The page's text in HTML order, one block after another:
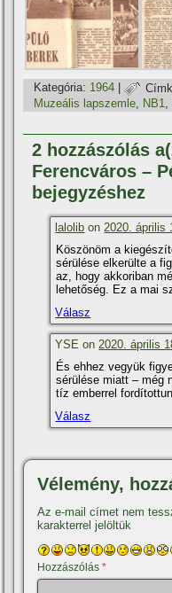
Kategória: 1964 |
Muzeális lapszemle, NB1,
2 hozzászólás
Ferencváros –
bejegyzéshez
lalolib on2020. április
Köszönöm a
sérülése elkerülte a
az, hogy akkoriban
lehetőség. Ez a mai
Válasz
YSE on2020. április
És ehhez vegyük
sérülése miatt – még
tí­z emberrel
Válasz
Vélemény,
Az e-mail címet nem
karakterrel jelöltük
Hozzászólás*